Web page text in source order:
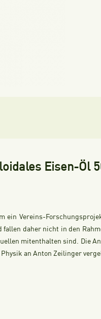
Eisen-Öl
ein Vereins-
daher nicht in den
mitenthalten sind. Die
an Anton Zeilinger